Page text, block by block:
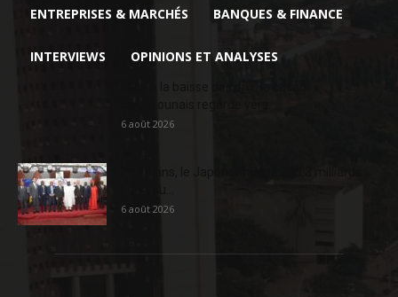
ENTREPRISES & MARCHÉS BANQUES & FINANCE
INTERVIEWS OPINIONS ET ANALYSES
6 août 2026
6 août 2026